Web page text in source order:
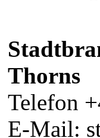
Thorns
Telefon
E-Mail: